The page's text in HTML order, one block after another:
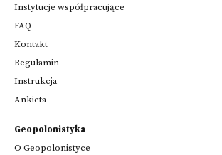
Instytucje współpracujące
FAQ
Kontakt
Regulamin
Instrukcja
Ankieta
Geopolonistyka
O Geopolonistyce